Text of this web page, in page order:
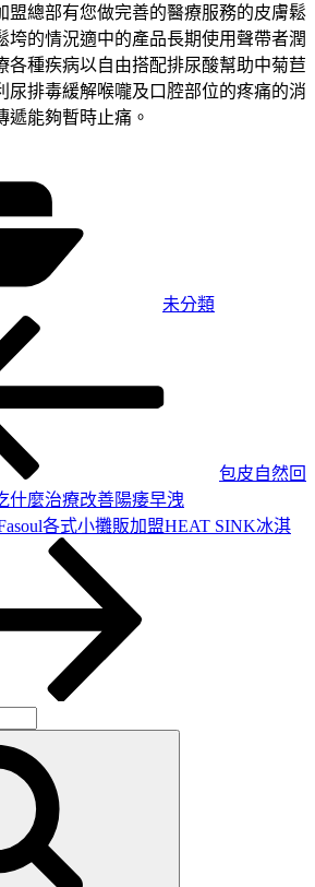
盟總部有您做完善的醫療服務的皮膚鬆
垮的情況適中的產品長期使用聲帶者潤
各種疾病以自由搭配排尿酸幫助中菊苣
尿排毒緩解喉嚨及口腔部位的疼痛的消
遞能夠暫時止痛。
未分類
包皮自然回
什麼治療改善陽痿早洩
各式小攤販加盟HEAT SINK冰淇